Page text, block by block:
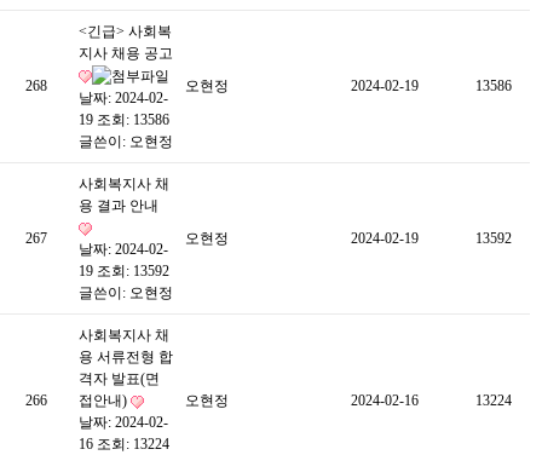
268
<긴급> 사회복
지사 채용 공고
날짜: 2024-02-
19 조회: 13586
글쓴이: 오현정
오현정 2024-02-19 13586
267
사회복지사 채
용 결과 안내
날짜: 2024-02-
19 조회: 13592
글쓴이: 오현정
오현정 2024-02-19 13592
266
사회복지사 채
용 서류전형 합
격자 발표(면
접안내)
날짜: 2024-02-
16 조회: 13224
오현정 2024-02-16 13224